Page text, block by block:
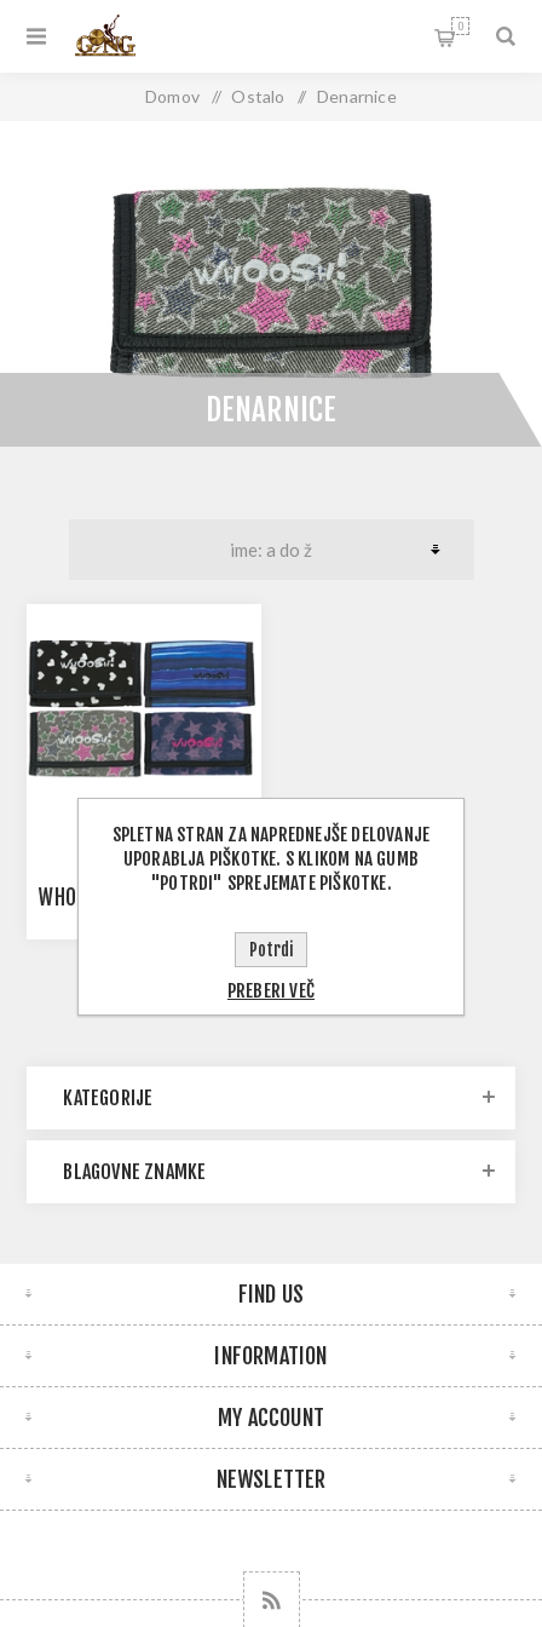
0
Domov / Ostalo / Denarnice
DENARNICE
WHOOSH! DENARNICA
KATEGORIJE
BLAGOVNE ZNAMKE
FIND US
INFORMATION
MY ACCOUNT
NEWSLETTER
SPLETNA STRAN ZA NAPREDNEJŠE DELOVANJE
UPORABLJA PIŠKOTKE. S KLIKOM NA GUMB
"POTRDI" SPREJEMATE PIŠKOTKE.
Potrdi
PREBERI VEČ